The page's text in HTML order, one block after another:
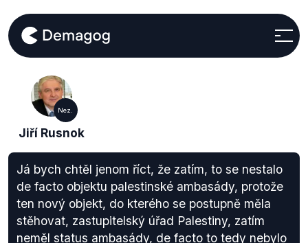
Nez.
Jiří Rusnok
Já bych chtěl jenom říct, že zatím, to se nestalo
de facto objektu palestinské ambasády, protože
ten nový objekt, do kterého se postupně měla
stěhovat, zastupitelský úřad Palestiny, zatím
neměl status ambasády, de facto to tedy nebylo